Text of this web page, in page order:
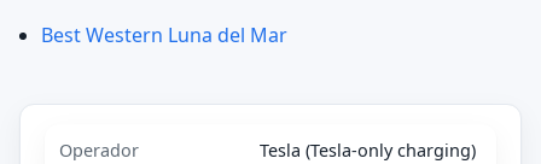
Best Western Luna del Mar
Operador Tesla (Tesla-only charging)